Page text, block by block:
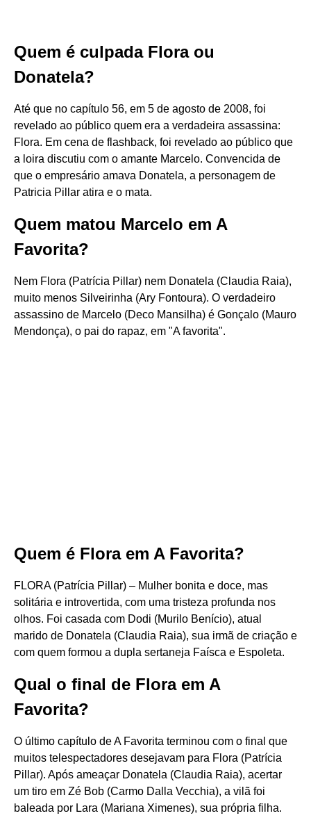
Quem é culpada Flora ou
Donatela?
Até que no capítulo 56, em 5 de agosto de 2008, foi
revelado ao público quem era a verdadeira assassina:
Flora. Em cena de flashback, foi revelado ao público que
a loira discutiu com o amante Marcelo. Convencida de
que o empresário amava Donatela, a personagem de
Patricia Pillar atira e o mata.
Quem matou Marcelo em A
Favorita?
Nem Flora (Patrícia Pillar) nem Donatela (Claudia Raia),
muito menos Silveirinha (Ary Fontoura). O verdadeiro
assassino de Marcelo (Deco Mansilha) é Gonçalo (Mauro
Mendonça), o pai do rapaz, em "A favorita".
Quem é Flora em A Favorita?
FLORA (Patrícia Pillar) – Mulher bonita e doce, mas
solitária e introvertida, com uma tristeza profunda nos
olhos. Foi casada com Dodi (Murilo Benício), atual
marido de Donatela (Claudia Raia), sua irmã de criação e
com quem formou a dupla sertaneja Faísca e Espoleta.
Qual o final de Flora em A
Favorita?
O último capítulo de A Favorita terminou com o final que
muitos telespectadores desejavam para Flora (Patrícia
Pillar). Após ameaçar Donatela (Claudia Raia), acertar
um tiro em Zé Bob (Carmo Dalla Vecchia), a vilã foi
baleada por Lara (Mariana Ximenes), sua própria filha.